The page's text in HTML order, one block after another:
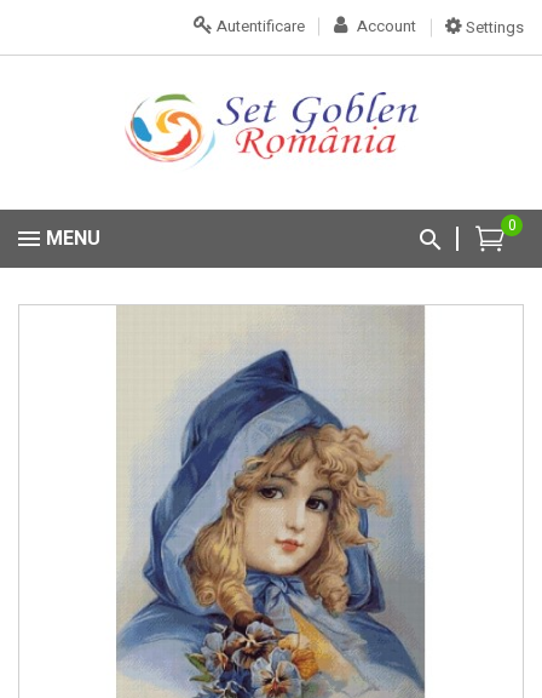
Settings
Account
Autentificare
0
MENU